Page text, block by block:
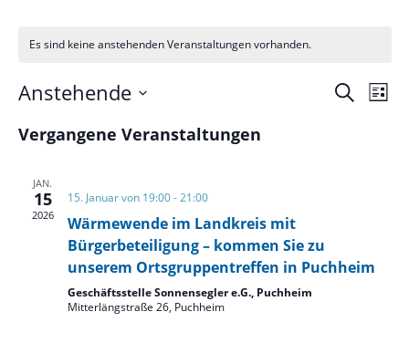
Es sind keine anstehenden Veranstaltungen vorhanden.
SucheListe
Anstehende
wählen.
Vergangene Veranstaltungen
JAN.
15
2026
15. Januar von 19:00-21:00
Wärmewende im Landkreis mit
Bürgerbeteiligung – kommen Sie zu
unserem Ortsgruppentreffen in Puchheim
Geschäftsstelle Sonnensegler e.G., Puchheim
Mitterlängstraße 26, Puchheim